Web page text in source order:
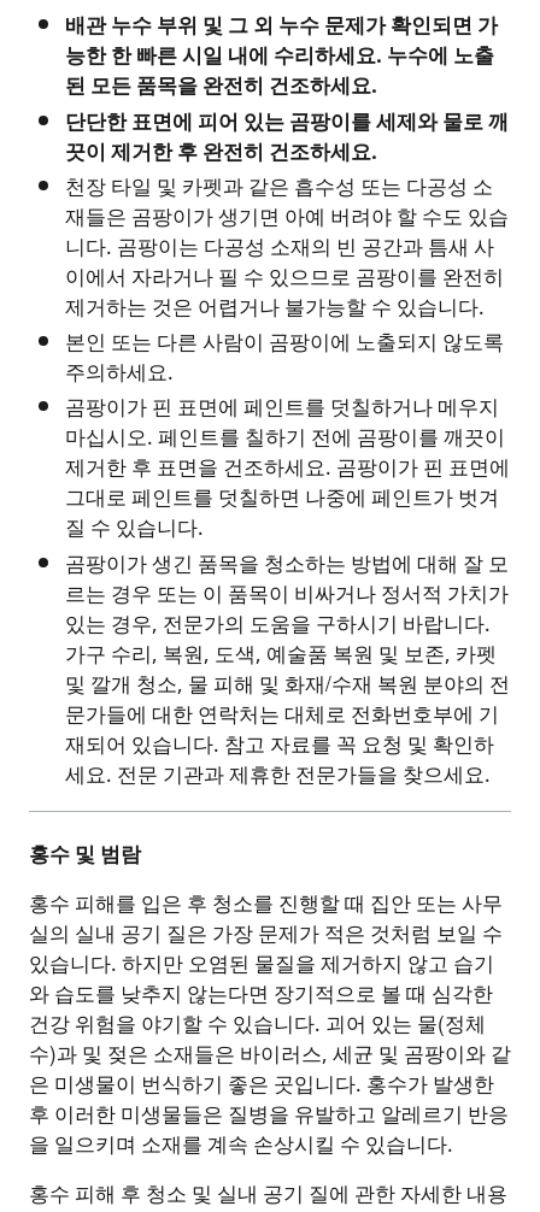
배관누수부위및그외누수문제가확인되면가
능한한빠른시일내에수리하세요.누수에노출
된모든품목을완전히건조하세요.
단단한표면에피어있는곰팡이를세제와물로깨
끗이제거한후완전히건조하세요.
천장 타일 및 카펫과 같은 흡수성 또는 다공성 소
재들은 곰팡이가 생기면 아예 버려야 할 수도 있습
니다. 곰팡이는 다공성 소재의 빈 공간과 틈새 사
이에서 자라거나 필 수 있으므로 곰팡이를 완전히
제거하는 것은 어렵거나 불가능할 수 있습니다.
본인 또는 다른 사람이 곰팡이에 노출되지 않도록
주의하세요.
곰팡이가 핀 표면에 페인트를 덧칠하거나 메우지
마십시오. 페인트를 칠하기 전에 곰팡이를 깨끗이
제거한 후 표면을 건조하세요. 곰팡이가 핀 표면에
그대로 페인트를 덧칠하면 나중에 페인트가 벗겨
질 수 있습니다.
곰팡이가 생긴 품목을 청소하는 방법에 대해 잘 모
르는 경우 또는 이 품목이 비싸거나 정서적 가치가
있는 경우, 전문가의 도움을 구하시기 바랍니다.
가구 수리, 복원, 도색, 예술품 복원 및 보존, 카펫
및 깔개 청소, 물 피해 및 화재/수재 복원 분야의 전
문가들에 대한 연락처는 대체로 전화번호부에 기
재되어 있습니다. 참고 자료를 꼭 요청 및 확인하
세요. 전문 기관과 제휴한 전문가들을 찾으세요.
홍수및범람
홍수 피해를 입은 후 청소를 진행할 때 집안 또는 사무
실의 실내 공기 질은 가장 문제가 적은 것처럼 보일 수
있습니다. 하지만 오염된 물질을 제거하지 않고 습기
와 습도를 낮추지 않는다면 장기적으로 볼 때 심각한
건강 위험을 야기할 수 있습니다. 괴어 있는 물(정체
수)과 및 젖은 소재들은 바이러스, 세균 및 곰팡이와 같
은 미생물이 번식하기 좋은 곳입니다. 홍수가 발생한
후 이러한 미생물들은 질병을 유발하고 알레르기 반응
을 일으키며 소재를 계속 손상시킬 수 있습니다.
홍수 피해 후 청소 및 실내 공기 질에 관한 자세한 내용